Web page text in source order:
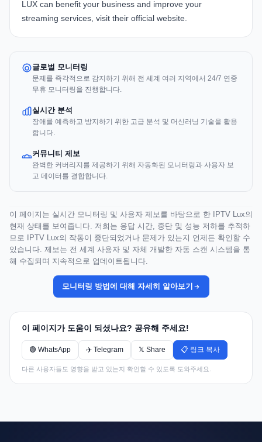
LUX can benefit your business and improve your
streaming services, visit their official website.
글로벌 모니터링
문제를 즉각적으로 감지하기 위해 전 세계 여러 지역에서 24/7 연중
무휴 모니터링을 진행합니다.
실시간 분석
장애를 예측하고 방지하기 위한 고급 분석 및 머신러닝 기술을 활용
합니다.
커뮤니티 제보
완벽한 커버리지를 제공하기 위해 자동화된 모니터링과 사용자 보
고 데이터를 결합합니다.
이 페이지는 실시간 모니터링 및 사용자 제보를 바탕으로 한 IPTV Lux의
현재 상태를 보여줍니다. 저희는 응답 시간, 중단 및 성능 저하를 추적하
므로 IPTV Lux의 작동이 중단되었거나 문제가 있는지 언제든 확인할 수
있습니다. 제보는 전 세계 사용자 및 자체 개발한 자동 스캔 시스템을 통
해 수집되며 지속적으로 업데이트됩니다.
모니터링 방법에 대해 자세히 알아보기
이 페이지가 도움이 되셨나요? 공유해 주세요!
🟢 WhatsApp ✈️ Telegram 𝕏 Share 📋 링크 복사
다른 사용자들도 영향을 받고 있는지 확인할 수 있도록 도와주세요.